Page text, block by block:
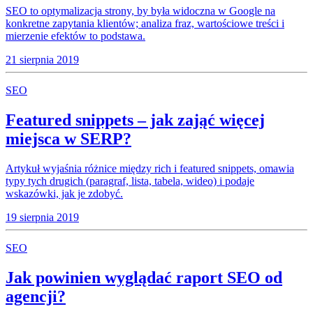
SEO to optymalizacja strony, by była widoczna w Google na
konkretne zapytania klientów; analiza fraz, wartościowe treści i
mierzenie efektów to podstawa.
21 sierpnia 2019
SEO
Featured snippets – jak zająć więcej
miejsca w SERP?
Artykuł wyjaśnia różnice między rich i featured snippets, omawia
typy tych drugich (paragraf, lista, tabela, wideo) i podaje
wskazówki, jak je zdobyć.
19 sierpnia 2019
SEO
Jak powinien wyglądać raport SEO od
agencji?